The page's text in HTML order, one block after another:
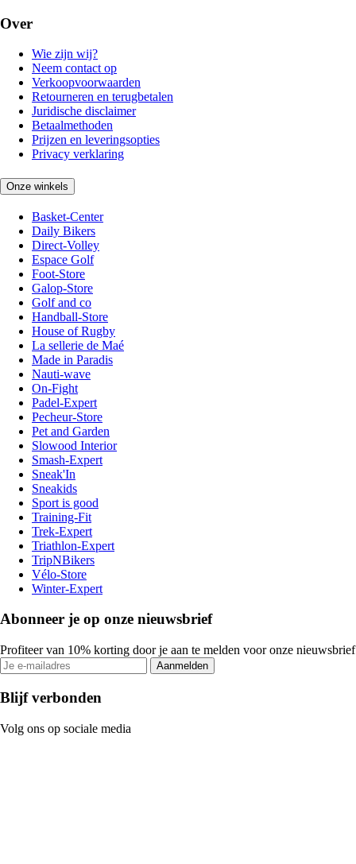
Over
Wie zijn wij?
Neem contact op
Verkoopvoorwaarden
Retourneren en terugbetalen
Juridische disclaimer
Betaalmethoden
Prijzen en leveringsopties
Privacy verklaring
Onze winkels
Basket-Center
Daily Bikers
Direct-Volley
Espace Golf
Foot-Store
Galop-Store
Golf and co
Handball-Store
House of Rugby
La sellerie de Maé
Made in Paradis
Nauti-wave
On-Fight
Padel-Expert
Pecheur-Store
Pet and Garden
Slowood Interior
Smash-Expert
Sneak'In
Sneakids
Sport is good
Training-Fit
Trek-Expert
Triathlon-Expert
TripNBikers
Vélo-Store
Winter-Expert
Abonneer je op onze nieuwsbrief
Profiteer van 10% korting door je aan te melden voor onze nieuwsbrief
Aanmelden
Blijf verbonden
Volg ons op sociale media